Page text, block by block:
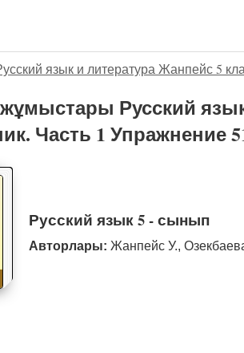
язык и литература Жанпейс 5
Русский
Часть 1 Упражнение
Русский язык 5 - сынып
Авторлары: Жанпейс У.,